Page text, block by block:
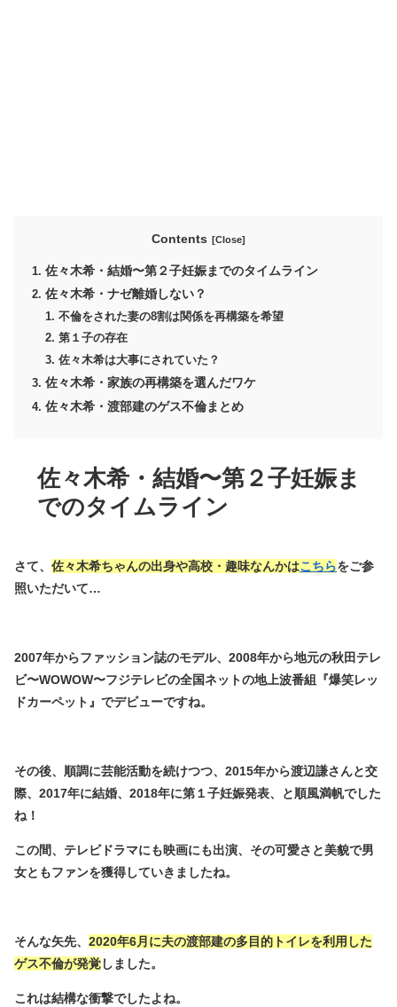
Contents
佐々木希・結婚〜第２子妊娠までのタイムライン
佐々木希・ナゼ離婚しない？
不倫をされた妻の8割は関係を再構築を希望
第１子の存在
佐々木希は大事にされていた？
佐々木希・家族の再構築を選んだワケ
佐々木希・渡部建のゲス不倫まとめ
佐々木希・結婚〜第２子妊娠ま
でのタイムライン
さて、 佐々木希ちゃんの出身や高校・趣味なんかはこちらをご参
照いただいて…
2007年からファッション誌のモデル、2008年から地元の秋田テレ
ビ〜WOWOW〜フジテレビの全国ネットの地上波番組『爆笑レッ
ドカーペット』でデビューですね。
その後、順調に芸能活動を続けつつ、2015年から渡辺謙さんと交
際、2017年に結婚、2018年に第１子妊娠発表、と順風満帆でした
ね！
この間、テレビドラマにも映画にも出演、その可愛さと美貌で男
女ともファンを獲得していきましたね。
そんな矢先、 2020年6月に夫の渡部建の多目的トイレを利用した
ゲス不倫が発覚しました。
これは結構な衝撃でしたよね。